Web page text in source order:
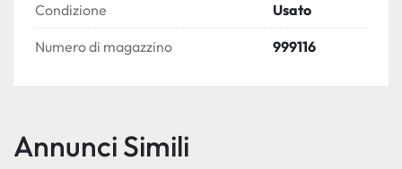
Condizione Usato
Numero di magazzino 999116
Annunci Simili